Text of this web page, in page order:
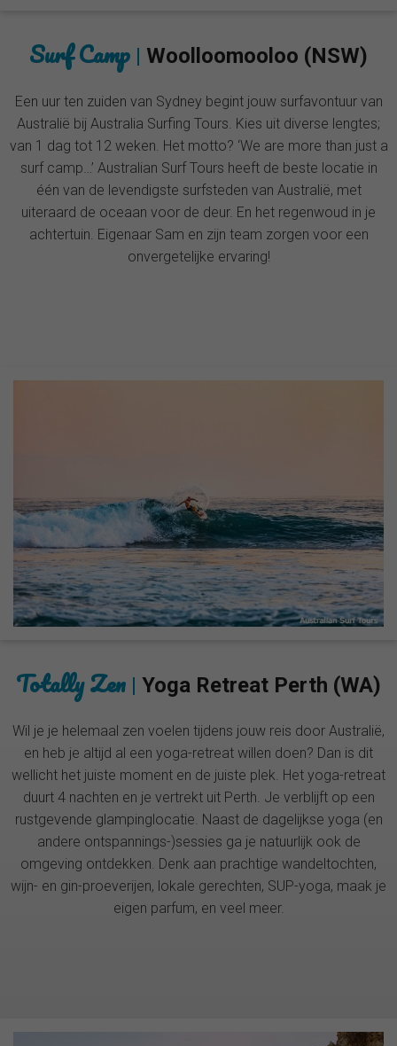
Surf Camp | Woolloomooloo (NSW)
Een uur ten zuiden van Sydney begint jouw surfavontuur van
Australië bij Australia Surfing Tours. Kies uit diverse lengtes;
van 1 dag tot 12 weken. Het motto? ‘We are more than just a
surf camp…’ Australian Surf Tours heeft de beste locatie in
één van de levendigste surfsteden van Australië, met
uiteraard de oceaan voor de deur. En het regenwoud in je
achtertuin. Eigenaar Sam en zijn team zorgen voor een
onvergetelijke ervaring!
Totally Zen | Yoga Retreat Perth (WA)
Wil je je helemaal zen voelen tijdens jouw reis door Australië,
en heb je altijd al een yoga-retreat willen doen? Dan is dit
wellicht het juiste moment en de juiste plek. Het yoga-retreat
duurt 4 nachten en je vertrekt uit Perth. Je verblijft op een
rustgevende glampinglocatie. Naast de dagelijkse yoga (en
andere ontspannings-)sessies ga je natuurlijk ook de
omgeving ontdekken. Denk aan prachtige wandeltochten,
wijn- en gin-proeverijen, lokale gerechten, SUP-yoga, maak je
eigen parfum, en veel meer.